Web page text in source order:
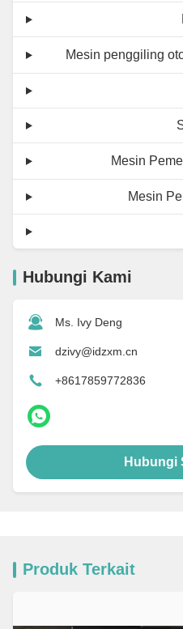
Mesin penggiling
Mesin
Mesin
Hubungi Kami
Ms. Ivy Deng
dzivy@idzxm.cn
+8617859772836
Hubungi
Produk Terkait